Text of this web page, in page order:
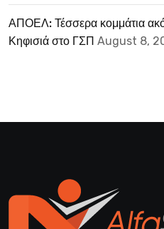
ΑΠΟΕΛ: Τέσσερα κομμάτια
Κηφισιά στο ΓΣΠ August 8,